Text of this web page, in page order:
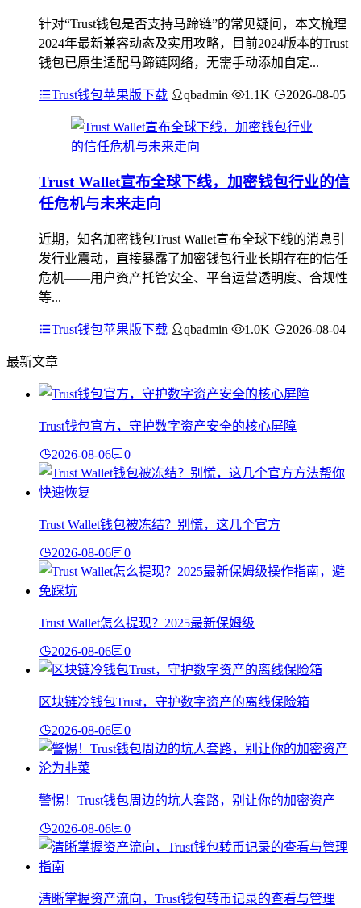
针对“Trust钱包是否支持马蹄链”的常见疑问，本文梳理
2024年最新兼容动态及实用攻略，目前2024版本的Trust
钱包已原生适配马蹄链网络，无需手动添加自定...
Trust钱包苹果版下载 qbadmin 1.1K 2026-08-05
Trust Wallet宣布全球下线，加密钱包行业的信
任危机与未来走向
近期，知名加密钱包Trust Wallet宣布全球下线的消息引
发行业震动，直接暴露了加密钱包行业长期存在的信任
危机——用户资产托管安全、平台运营透明度、合规性
等...
Trust钱包苹果版下载 qbadmin 1.0K 2026-08-04
最新文章
Trust钱包官方，守护数字资产安全的核心屏障
2026-08-06 0
Trust Wallet钱包被冻结？别慌，这几个官方
2026-08-06 0
Trust Wallet怎么提现？2025最新保姆级
2026-08-06 0
区块链冷钱包Trust，守护数字资产的离线保险箱
2026-08-06 0
警惕！Trust钱包周边的坑人套路，别让你的加密资产
2026-08-06 0
清晰掌握资产流向，Trust钱包转币记录的查看与管理